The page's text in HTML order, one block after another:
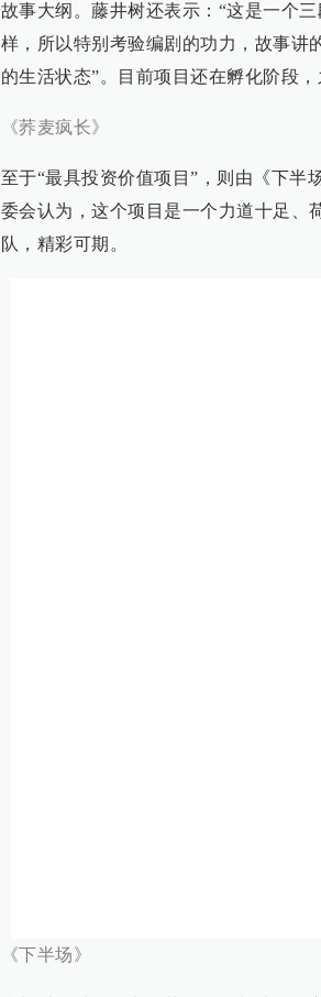
故事大纲。藤井树还表示：“这是一个
样，所以特别考验编剧的功力，故事讲
的生活状态”。目前项目还在孵化阶段，
《荞麦疯长》
至于“最具投资价值项目”，则由《下半
委会认为，这个项目是一个力道十足、
队，精彩可期。
《下半场》